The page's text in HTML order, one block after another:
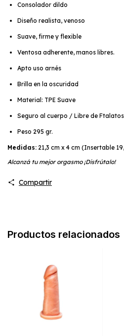
Consolador dildo
Diseño realista, venoso
Suave, firme y flexible
Ventosa adherente, manos libres.
Apto uso arnés
Brilla en la oscuridad
Material: TPE Suave
Seguro al cuerpo / Libre de Ftalatos
Peso 295 gr.
Medidas: 21,3 cm x 4 cm (Insertable
Alcanzá tu mejor orgasmo ¡Disfrútalo!
Compartir
Productos relacionados